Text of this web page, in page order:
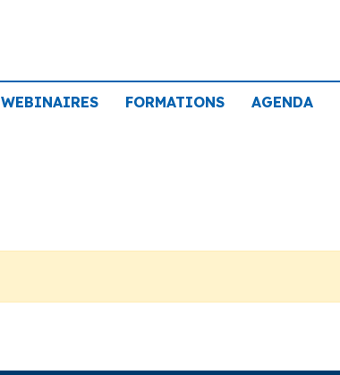
WEBINAIRES FORMATIONS AGENDA